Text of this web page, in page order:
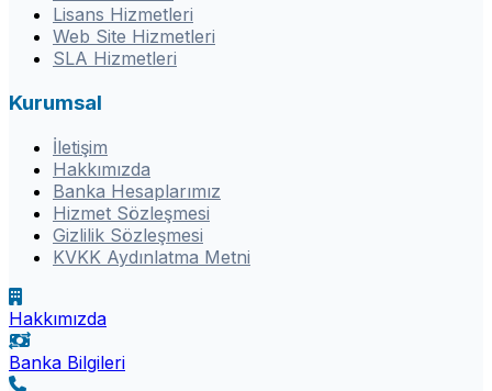
Lisans Hizmetleri
Web Site Hizmetleri
SLA Hizmetleri
Kurumsal
İletişim
Hakkımızda
Banka Hesaplarımız
Hizmet Sözleşmesi
Gizlilik Sözleşmesi
KVKK Aydınlatma Metni
Hakkımızda
Banka Bilgileri